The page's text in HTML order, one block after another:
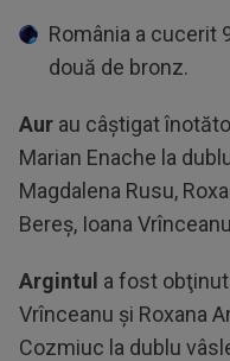
România a cucerit
două de bronz.
Aur au câştigat
Marian Enache la
Magdalena Rusu,
Bereş, Ioana
Argintul a fost obţinut
Vrînceanu şi Roxana
Cozmiuc la dublu